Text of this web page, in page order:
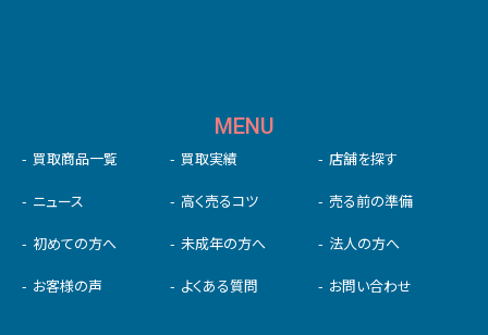
MENU
買取商品一覧 買取実績 店舗を探す
ニュース 高く売るコツ 売る前の準備
初めての⽅へ 未成年の⽅へ 法人の方へ
お客様の声 よくある質問 お問い合わせ